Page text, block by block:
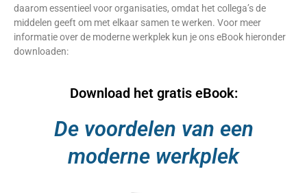
daarom essentieel voor organisaties, omdat het collega’s de
middelen geeft om met elkaar samen te werken. Voor meer
informatie over de moderne werkplek kun je ons eBook hieronder
downloaden:
Download het gratis eBook:
De voordelen van een
moderne werkplek